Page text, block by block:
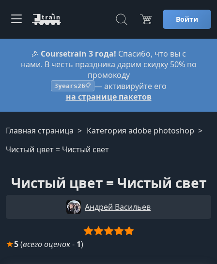
Войти
🎉 Coursetrain 3 года! Спасибо, что вы с
нами. В честь праздника дарим скидку 50% по
промокоду
3years26📋 — активируйте его
на странице пакетов
Главная страница
Категория adobe photoshop
Чистый цвет = Чистый свет
Чистый цвет = Чистый свет
Андрей Васильев
★5(всего оценок- 1)